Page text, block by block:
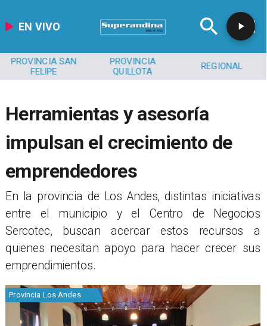
EN VIVO
PROVINCIA SAN
FELIPE
PROVINCIA
QUILLOTA
REGIONAL
Herramientas y asesoría
impulsan el crecimiento de
emprendedores
​En la provincia de Los Andes, distintas iniciativas
entre el municipio y el Centro de Negocios
Sercotec, buscan acercar estos recursos a
quienes necesitan apoyo para hacer crecer sus
emprendimientos.
Provincia Los Andes